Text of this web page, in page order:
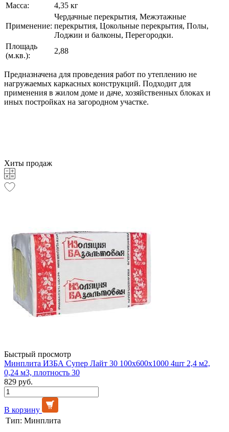
Масса:
4,35 кг
Применение:
Чердачные перекрытия, Межэтажные
перекрытия, Цокольные перекрытия, Полы,
Лоджии и балконы, Перегородки.
Площадь
(м.кв.):
2,88
Предназначена для проведения работ по утеплению не
нагружаемых каркасных конструкций. Подходит для
применения в жилом доме и даче, хозяйственных блоках и
иных постройках на загородном участке.
Хиты продаж
Быстрый просмотр
Минплита ИЗБА Супер Лайт 30 100х600х1000 4шт 2,4 м2,
0,24 м3, плотность 30
829 руб.
В корзину
Тип: Минплита